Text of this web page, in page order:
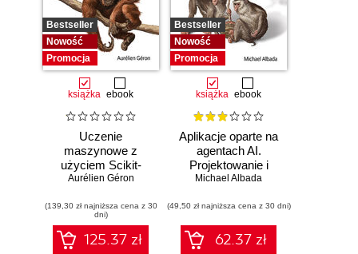
Bestseller
Nowość
Promocja
książka ebook
Uczenie
maszynowe z
użyciem Scikit-
Learn i PyTorch.
narzędzia i techniki
umożliwiające
konstruowanie
Aurélien Géron
(139,30 zł najniższa cena z 30
dni)
125.37 zł
Bestseller
Nowość
Promocja
książka ebook
Aplikacje oparte na
agentach AI.
Projektowanie i
wdrażanie
wieloagentowych
Michael Albada
(49,50 zł najniższa cena z 30 dni)
62.37 zł